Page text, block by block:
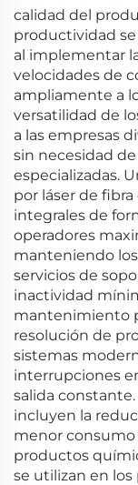
calidad del
productividad
al implementar
velocidades de
ampliamente a
versatilidad de
a las empresas
sin necesidad
especializadas.
por láser de
integrales de
operadores
manteniendo
servicios de
inactividad
mantenimiento
resolución de
sistemas
interrupciones
salida
incluyen la
menor consumo
productos
se utilizan en